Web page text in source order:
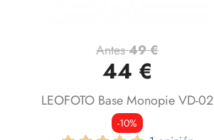
Vista rápida
Antes49 €
44 €
LEOFOTO Base Monopie VD-02
-10%